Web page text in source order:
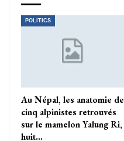
POLITICS
Au Népal, les anatomie de
cinq alpinistes retrouvés
sur le mamelon Yalung Ri,
huit…